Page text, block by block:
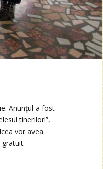
Anunţul a fost
tinerilor!”,
vor avea